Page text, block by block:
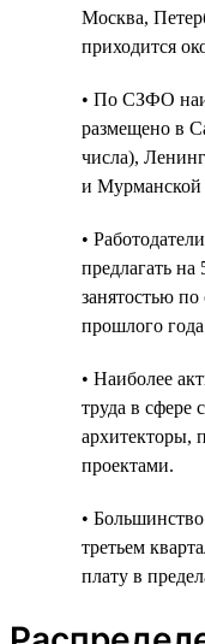
Москва,
приходится
• По СЗФО
размещено в
числа),
и Мурманской
•
предлагать
занятостью
прошлого
• Наиболее
труда в сфере
архитекторы,
проектами.
•
третьем
плату в